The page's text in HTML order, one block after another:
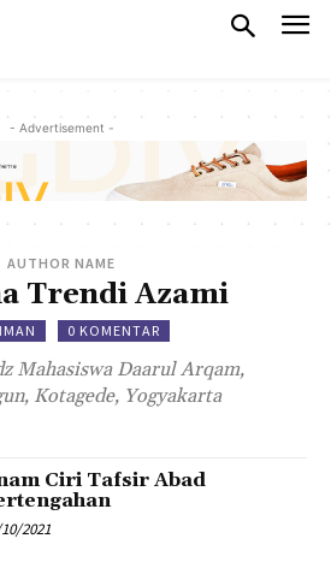
- Advertisement -
AUTHOR NAME
Trendi Azami
0 KOMENTAR
Mahasiswa Daarul Arqam,
Kotagede, Yogyakarta
Ciri Tafsir Abad
2021